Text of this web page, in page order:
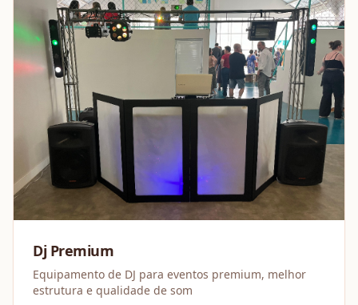
Dj Premium
Equipamento de DJ para eventos premium, melhor
estrutura e qualidade de som